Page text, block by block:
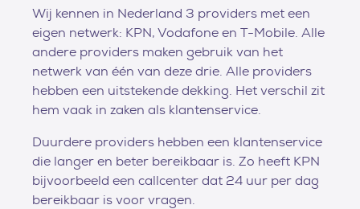
Wij kennen in Nederland 3 providers met een
eigen netwerk: KPN, Vodafone en T-Mobile. Alle
andere providers maken gebruik van het
netwerk van één van deze drie. Alle providers
hebben een uitstekende dekking. Het verschil zit
hem vaak in zaken als klantenservice.
Duurdere providers hebben een klantenservice
die langer en beter bereikbaar is. Zo heeft KPN
bijvoorbeeld een callcenter dat 24 uur per dag
bereikbaar is voor vragen.